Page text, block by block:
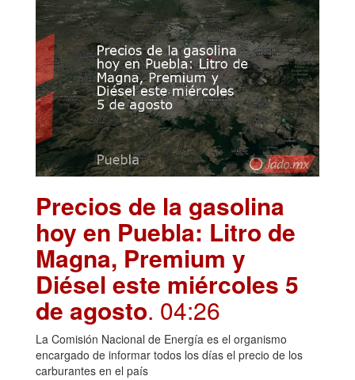
Precios de la gasolina
hoy en Puebla: Litro de
Magna, Premium y
Diésel este miércoles 5
de agosto. 04:26
La Comisión Nacional de Energía es el organismo
encargado de informar todos los días el precio de los
carburantes en el país